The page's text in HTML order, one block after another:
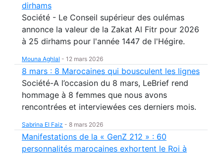
dirhams
Société - Le Conseil supérieur des oulémas
annonce la valeur de la Zakat Al Fitr pour 2026
à 25 dirhams pour l'année 1447 de l'Hégire.
Mouna Aghlal - 12 mars 2026
8 mars : 8 Marocaines qui bousculent les lignes
Société-A l’occasion du 8 mars, LeBrief rend
hommage à 8 femmes que nous avons
rencontrées et interviewées ces derniers mois.
Sabrina El Faiz - 8 mars 2026
Manifestations de la « GenZ 212 » : 60
personnalités marocaines exhortent le Roi à